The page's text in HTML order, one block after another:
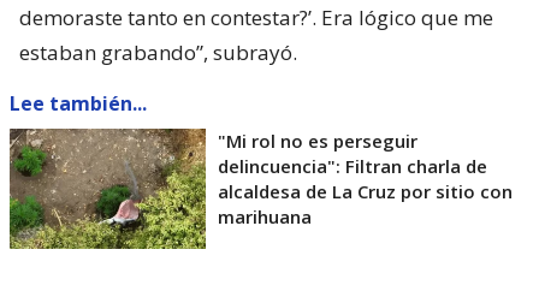
demoraste tanto en contestar?’. Era lógico que me
estaban grabando”, subrayó.
Lee también...
"Mi rol no es perseguir
delincuencia": Filtran charla de
alcaldesa de La Cruz por sitio con
marihuana